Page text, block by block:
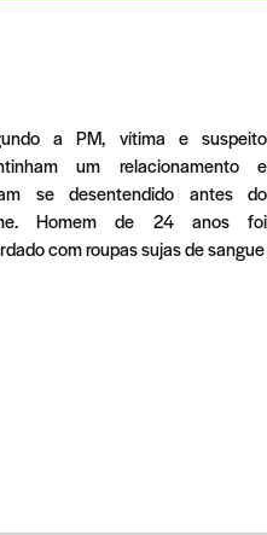
a PM, vítima e suspeito
um relacionamento e
se desentendido antes do
Homem de 24 anos foi
com roupas sujas de sangue